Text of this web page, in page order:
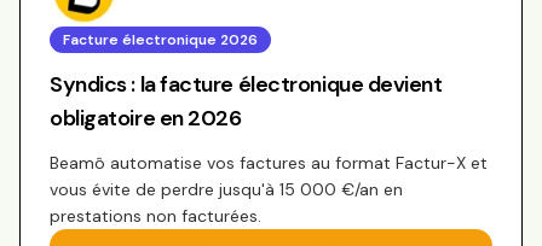
Facture électronique 2026
Syndics : la facture électronique devient
obligatoire en 2026
Beamô automatise vos factures au format Factur-X et
vous évite de perdre jusqu'à 15 000 €/an en
prestations non facturées.